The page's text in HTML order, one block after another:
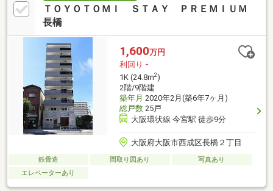
ＴＯＹＯＴＯＭＩ ＳＴＡＹ ＰＲＥＭＩＵＭ
長橋
1,600万円
利回り -
1K (24.8m2)
2階/9階建
築年月 2020年2月(築6年7ヶ月)
総戸数25戸
大阪環状線 今宮駅 徒歩9分
大阪府大阪市西成区長橋２丁目
鉄骨造 間取り図あり
写真あり
エレベーターあり